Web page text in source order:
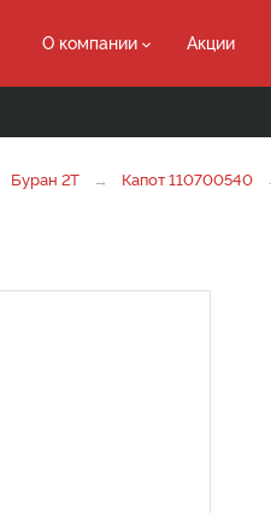
О компании Акции
Буран 2Т Капот 110700540